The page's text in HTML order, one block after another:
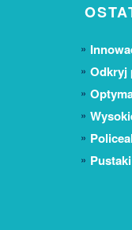
Odkryj